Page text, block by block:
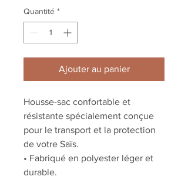
Quantité *
Ajouter au panier
Housse-sac confortable et
résistante spécialement conçue
pour le transport et la protection
de votre Saïs.
• Fabriqué en polyester léger et
durable.